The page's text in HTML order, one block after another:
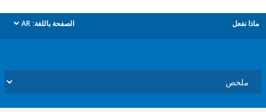
الصفحة باللغة: AR
dropdown